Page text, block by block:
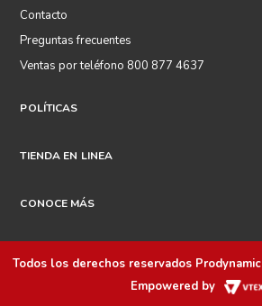
Contacto
Preguntas frecuentes
Ventas por teléfono 800 877 4637
POLÍTICAS
TIENDA EN LINEA
CONOCE MÁS
Todos los derechos reservados
Empowered by